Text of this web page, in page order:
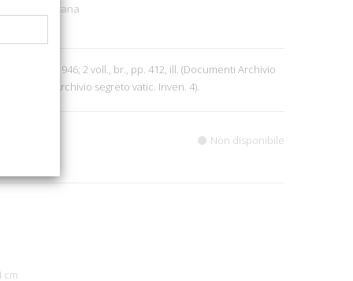
Vaticana
Vaticano, 1946; 2 voll., br., pp. 412, ill. (Documenti Archivio
Archivio segreto vatic. Inven. 4).
Non disponibile
cm